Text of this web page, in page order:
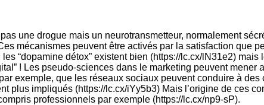
pas une drogue mais un neurotransmetteur, normalement
mécanismes peuvent être activés par la satisfaction que
“dopamine détox” existent bien (https://lc.cx/lN31e2) mais
! Les pseudo-sciences dans le marketing peuvent mener
exemple, que les réseaux sociaux peuvent conduire à
plus impliqués (https://lc.cx/iYy5b3) Mais l’origine de ces
professionnels par exemple (https://lc.cx/np9-sP).